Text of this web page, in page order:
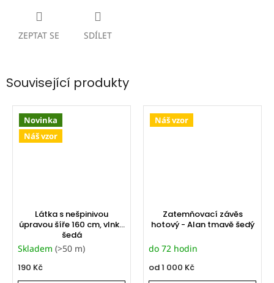
ZEPTAT SE SDÍLET
Související produkty
Novinka
Náš vzor
Látka s nešpinivou
úpravou šíře 160 cm, vlnka
šedá
Skladem (>50 m)
190 Kč
Náš vzor
Zatemňovací závěs
hotový - Alan tmavě šedý
do 72 hodin
od1 000 Kč